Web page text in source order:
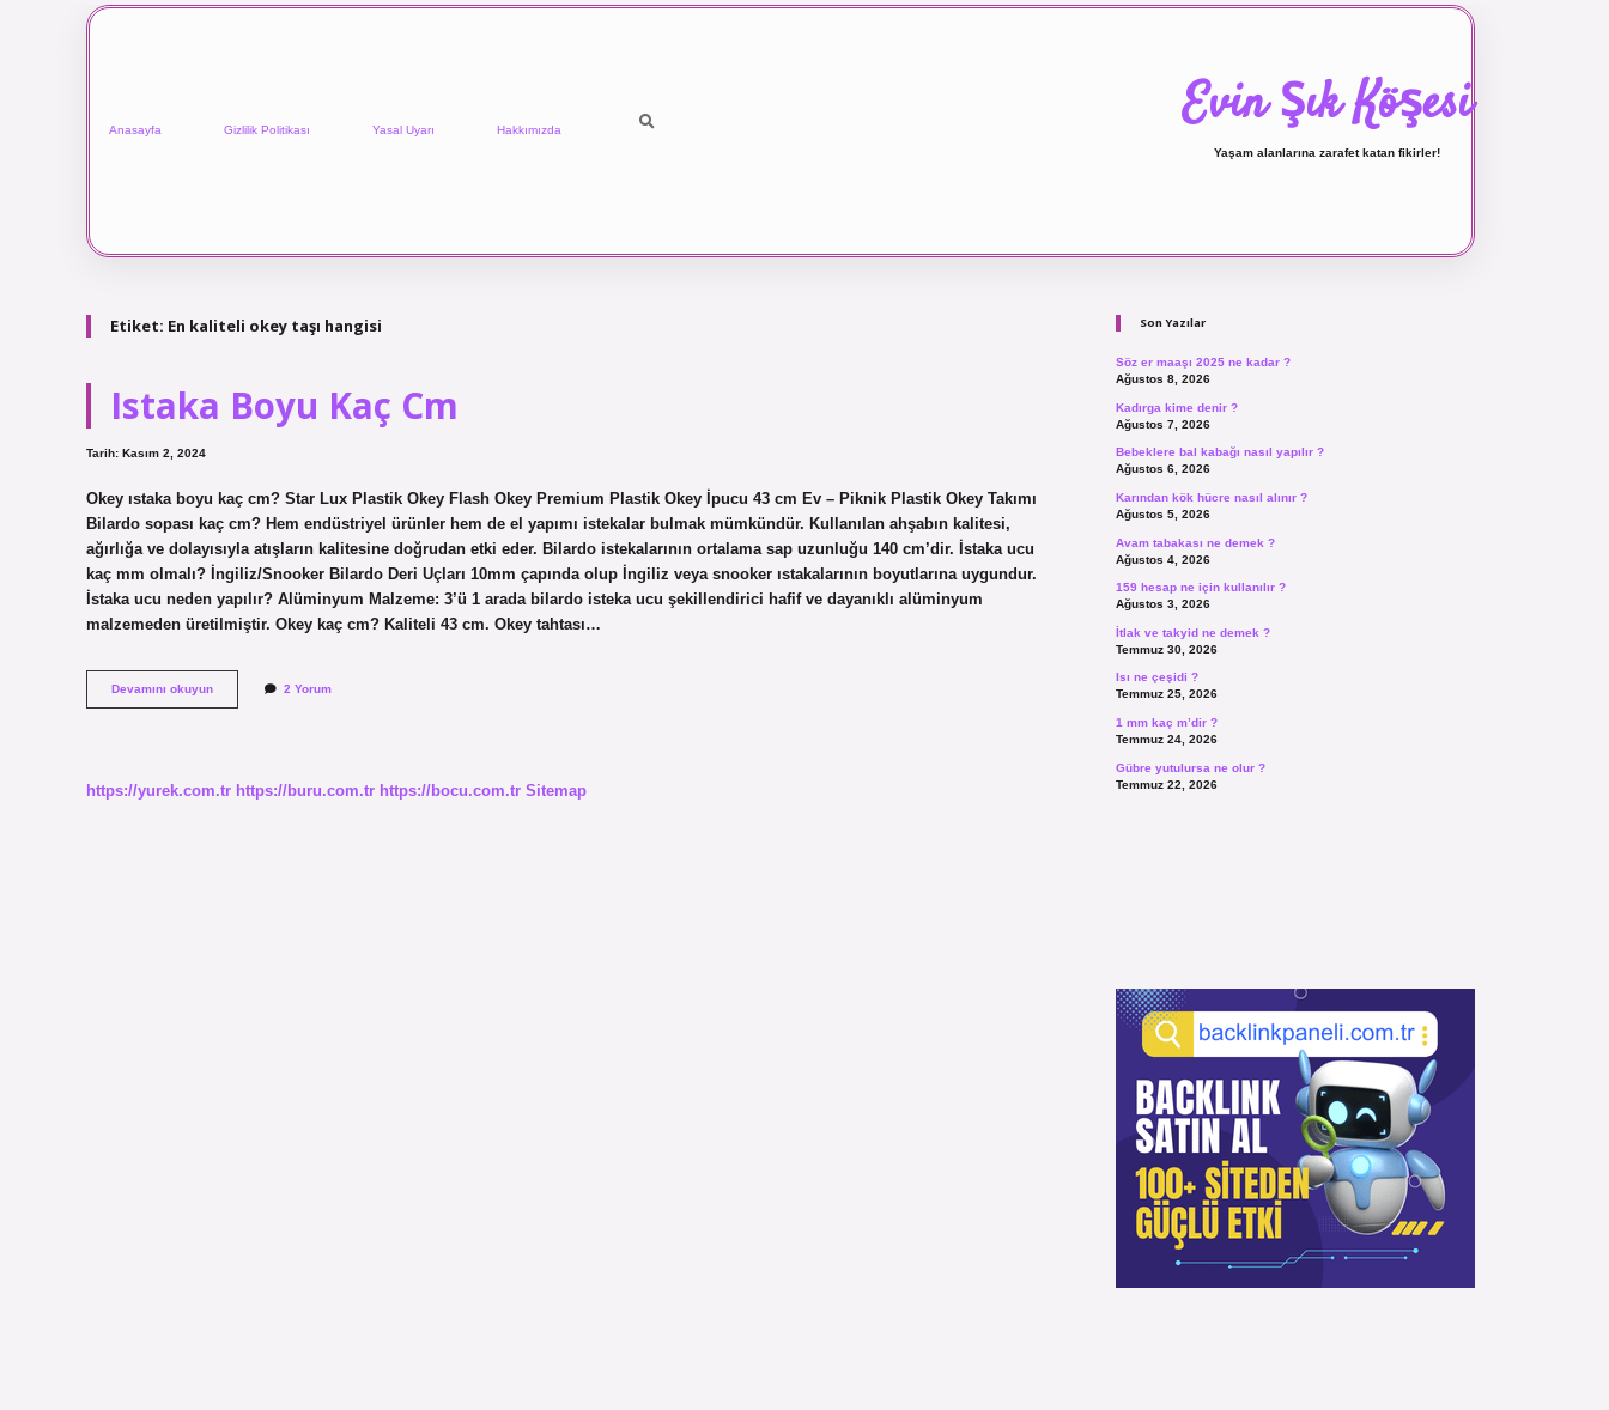
Anasayfa Gizlilik Politikası Yasal Uyarı Hakkımızda Evin Şık Köşesi
Yaşam alanlarına zarafet katan fikirler!
Etiket: En kaliteli okey taşı hangisi
Istaka Boyu Kaç Cm
Tarih: Kasım 2, 2024
Okey ıstaka boyu kaç cm? Star Lux Plastik Okey Flash Okey Premium Plastik Okey İpucu 43 cm Ev – Piknik Plastik Okey Takımı
Bilardo sopası kaç cm? Hem endüstriyel ürünler hem de el yapımı istekalar bulmak mümkündür. Kullanılan ahşabın kalitesi,
ağırlığa ve dolayısıyla atışların kalitesine doğrudan etki eder. Bilardo istekalarının ortalama sap uzunluğu 140 cm’dir. İstaka ucu
kaç mm olmalı? İngiliz/Snooker Bilardo Deri Uçları 10mm çapında olup İngiliz veya snooker ıstakalarının boyutlarına uygundur.
İstaka ucu neden yapılır? Alüminyum Malzeme: 3’ü 1 arada bilardo isteka ucu şekillendirici hafif ve dayanıklı alüminyum
malzemeden üretilmiştir. Okey kaç cm? Kaliteli 43 cm. Okey tahtası…
Devamını okuyunIstaka
Boyu
2 Yorum
https://yurek.com.tr https://buru.com.tr https://bocu.com.tr Sitemap
Son Yazılar
Söz er maaşı 2025 ne kadar ?
Ağustos 8, 2026
Kadırga kime denir ?
Ağustos 7, 2026
Bebeklere bal kabağı nasıl yapılır ?
Ağustos 6, 2026
Karından kök hücre nasıl alınır ?
Ağustos 5, 2026
Avam tabakası ne demek ?
Ağustos 4, 2026
159 hesap ne için kullanılır ?
Ağustos 3, 2026
İtlak ve takyid ne demek ?
Temmuz 30, 2026
Isı ne çeşidi ?
Temmuz 25, 2026
1 mm kaç m’dir ?
Temmuz 24, 2026
Gübre yutulursa ne olur ?
Temmuz 22, 2026